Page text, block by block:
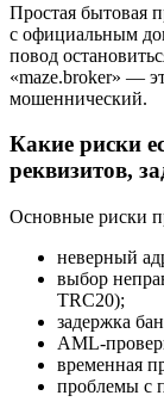
Простая бытовая
с официальным
повод
«maze.broker» —
мошеннический.
Какие риски
реквизитов,
Основные риски
неверный
выбор
TRC20);
задержка
AML-
временная
проблемы с